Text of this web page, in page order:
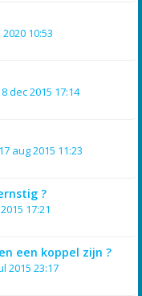
10:53
dec 2015 17:14
17 aug 2015 11:23
?
17:21
een koppel zijn ?
2015 23:17